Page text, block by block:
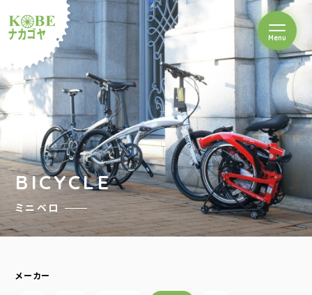
ルショップナカゴヤ
Menuを開閉
BICYCLE
ミニベロ
メーカー